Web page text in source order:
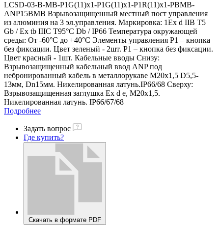
LCSD-03-B-MB-P1G(11)x1-P1G(11)x1-P1R(11)x1-PBMB-
ANP15BMB Взрывозащищенный местный пост управления
из алюминия на 3 эл.управления. Маркировка: 1Ex d IIB T5
Gb / Ex tb IIIC T95°С Db / IP66 Температура окружающей
среды: От -60°C до +40°C Элементы управления P1 – кнопка
без фиксации. Цвет зеленый - 2шт. P1 – кнопка без фиксации.
Цвет красный - 1шт. Кабельные вводы Снизу:
Взрывозащищенный кабельный ввод ANP под
небронированный кабель в металлорукаве M20х1,5 D5,5-
13мм, Dn15мм. Никелированная латунь.IP66/68 Сверху:
Взрывозащищенная заглушка Ex d e, М20x1,5.
Никелированная латунь. IP66/67/68
Подробнее
Задать вопрос
Где купить?
Скачать в формате PDF